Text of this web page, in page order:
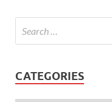
A
p
p
o
k
CATEGORIES